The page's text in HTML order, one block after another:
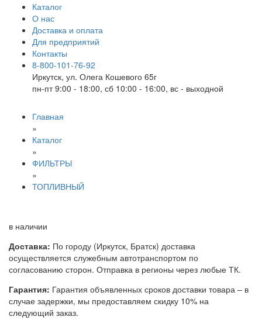
Каталог
О нас
Доставка и оплата
Для предприятий
Контакты
8-800-101-76-92
Иркутск, ул. Олега Кошевого 65г
пн-пт 9:00 - 18:00, сб 10:00 - 16:00, вс - выходной
Главная
»
Каталог
»
ФИЛЬТРЫ
»
ТОПЛИВНЫЙ
в наличии
Доставка: По городу (Иркутск, Братск) доставка
осуществляется служебным автотранспортом по
согласованию сторон. Отправка в регионы через любые ТК.
Гарантия: Гарантия объявленных сроков доставки товара – в
случае задержки, мы предоставляем скидку 10% на
следующий заказ.